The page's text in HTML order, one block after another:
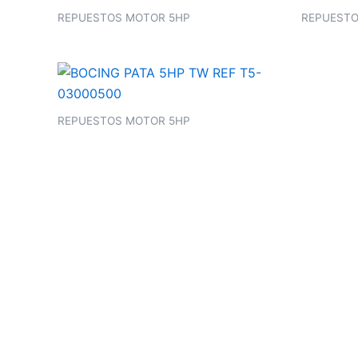
REPUESTOS MOTOR 5HP
REPUESTOS MOTOR 5HP